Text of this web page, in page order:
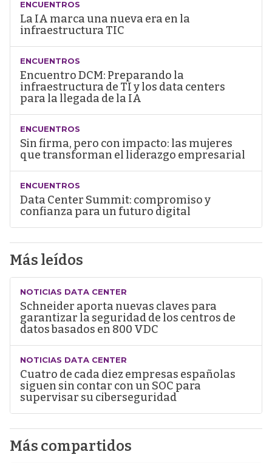
ENCUENTROS
La IA marca una nueva era en la
infraestructura TIC
ENCUENTROS
Encuentro DCM: Preparando la
infraestructura de TI y los data centers
para la llegada de la IA
ENCUENTROS
Sin firma, pero con impacto: las mujeres
que transforman el liderazgo empresarial
ENCUENTROS
Data Center Summit: compromiso y
confianza para un futuro digital
Más leídos
NOTICIAS DATA CENTER
Schneider aporta nuevas claves para
garantizar la seguridad de los centros de
datos basados en 800 VDC
NOTICIAS DATA CENTER
Cuatro de cada diez empresas españolas
siguen sin contar con un SOC para
supervisar su ciberseguridad
Más compartidos